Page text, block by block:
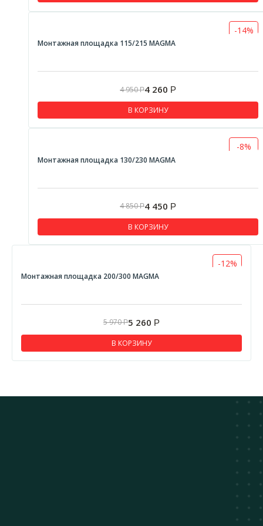
Заглушки
Сендвич-отводы
Трубы одноконтурные
Везувий Black
Шиберы 0,8 мм
Сэндвич-трубы
Стартовые переходники
-14%
Монтажная площадка 115/215 MAGMА
4 950Р4 260 Р
В КОРЗИНУ
-8%
Монтажная площадка 130/230 MAGMА
4 850Р4 450 Р
В КОРЗИНУ
-12%
Монтажная площадка 200/300 MAGMА
5 970Р5 260 Р
В КОРЗИНУ